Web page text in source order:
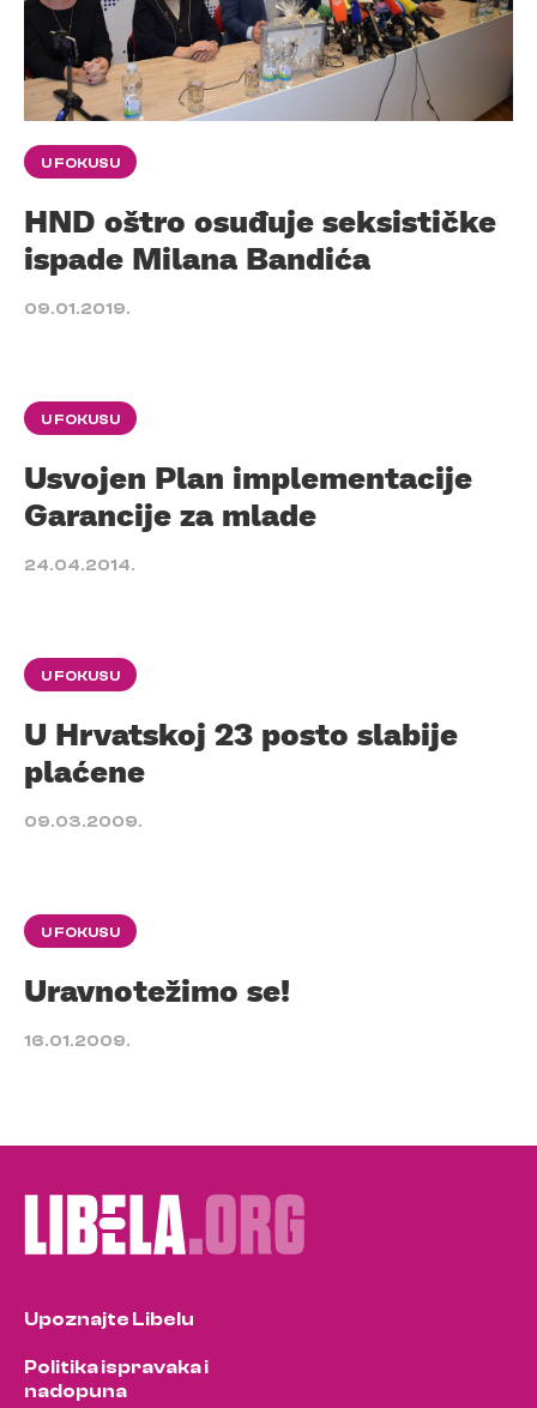
U FOKUSU
HND oštro osuđuje seksističke
ispade Milana Bandića
09.01.2019.
U FOKUSU
Usvojen Plan implementacije
Garancije za mlade
24.04.2014.
U FOKUSU
U Hrvatskoj 23 posto slabije
plaćene
09.03.2009.
U FOKUSU
Uravnotežimo se!
16.01.2009.
Upoznajte Libelu
Politika ispravaka i
nadopuna